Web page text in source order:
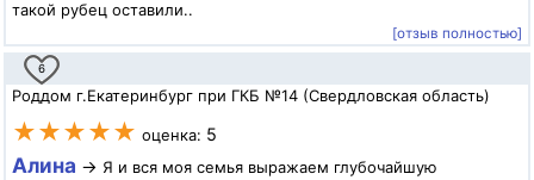
такой рубец оставили..
[отзыв полностью]
6
Роддом г.Екатеринбург при ГКБ №14 (Свердловская область)
★★★★★ оценка: 5
Алина → Я и вся моя семья выражаем глубочайшую